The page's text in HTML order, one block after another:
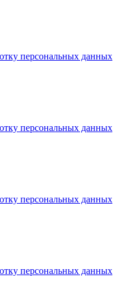
персональных данных
персональных данных
персональных данных
персональных данных